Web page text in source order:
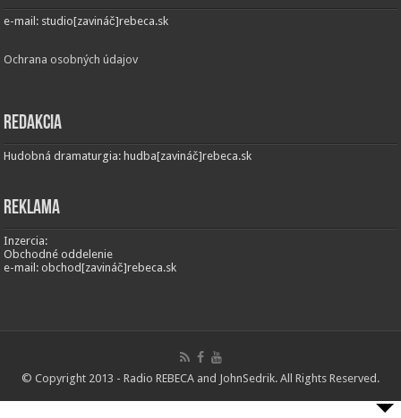
e-mail: studio[zavináč]rebeca.sk
Ochrana osobných údajov
Redakcia
Hudobná dramaturgia: hudba[zavináč]rebeca.sk
Reklama
Inzercia:
Obchodné oddelenie
e-mail: obchod[zavináč]rebeca.sk
© Copyright 2013 - Radio REBECA and JohnSedrik. All Rights Reserved.